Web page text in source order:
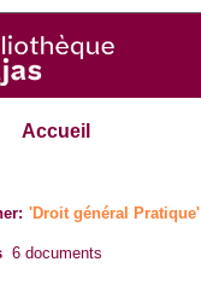
Accueil
'Droit général Pratique'
6 documents